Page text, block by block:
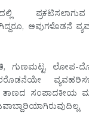
ಅವುಗಳೊಡನೆ
ಗುಣಮಟ್ಟ, ಲೋಪ-
ಸಂಪಾದಕೀಯ